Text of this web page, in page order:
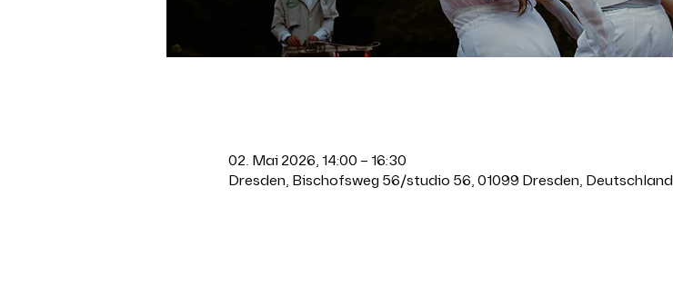
02. Mai 2026, 14:00 – 16:30
Dresden, Bischofsweg 56/studio 56, 01099 Dresden, Deutschland